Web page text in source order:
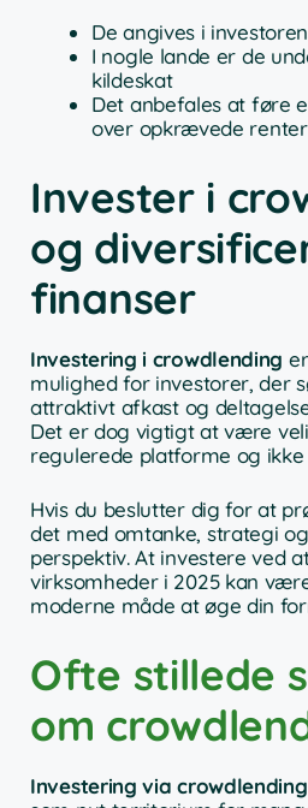
De angives i
I nogle lande er de
kildeskat
Det anbefales at føre
over opkrævede
Invester i
og
finanser
Investering i crowdlending
mulighed for investorer, der
attraktivt afkast og
Det er dog vigtigt at være
regulerede platforme og
Hvis du beslutter dig for at
det med omtanke, strategi
perspektiv. At investere ved
virksomheder i 2025 kan
moderne måde at øge din
Ofte stillede
om
Investering via